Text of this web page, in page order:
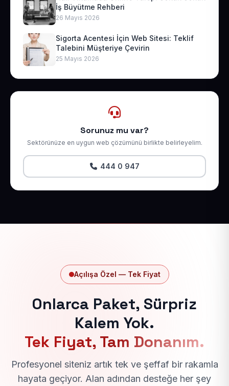
İş Büyütme Rehberi
26 Mayıs 2026
Sigorta Acentesi İçin Web Sitesi: Teklif
Talebini Müşteriye Çevirin
25 Mayıs 2026
Sorunuz mu var?
Sektörünüze en uygun web çözümünü birlikte belirleyelim.
444 0 947
Açılışa Özel — Tek Fiyat
Onlarca Paket, Sürpriz
Kalem Yok.
Tek Fiyat, Tam Donanım.
Profesyonel siteniz artık tek ve şeffaf bir rakamla
hayata geçiyor. Alan adından desteğe her şey